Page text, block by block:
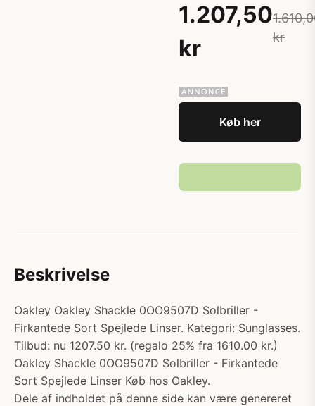
1.207,50
kr
kr
Køb her
Beskrivelse
Oakley Oakley Shackle 0OO9507D Solbriller -
Firkantede Sort Spejlede Linser. Kategori: Sunglasses.
Tilbud: nu 1207.50 kr. (regalo 25% fra 1610.00 kr.)
Oakley Shackle 0OO9507D Solbriller - Firkantede
Sort Spejlede Linser Køb hos Oakley.
Dele af indholdet på denne side kan være genereret